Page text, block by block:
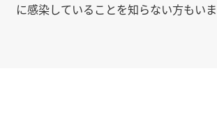
に感染していることを知らない方もいま